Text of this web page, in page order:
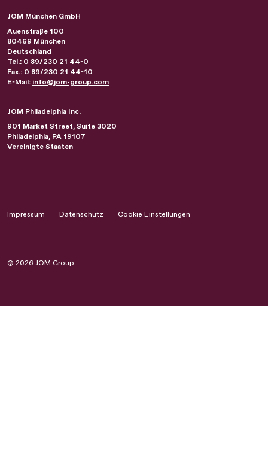
JOM München GmbH
Auenstraße 100
80469 München
Deutschland
Tel.: 0 89/230 21 44-0
Fax.: 0 89/230 21 44-10
E-Mail: info@jom-group.com
JOM Philadelphia Inc.
901 Market Street, Suite 3020
Philadelphia, PA 19107
Vereinigte Staaten
Impressum Datenschutz Cookie Einstellungen
© 2026 JOM Group